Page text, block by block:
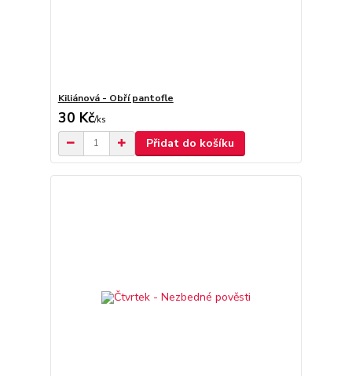
Kiliánová - Obří pantofle
30 Kč/ks
Přidat do košíku